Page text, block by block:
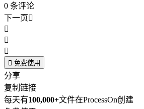
0 条评论
下一页



 免费使用
分享
复制链接
每天有100,000+文件在ProcessOn创建